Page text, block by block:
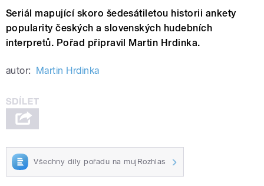
Seriál mapující skoro šedesátiletou historii ankety
popularity českých a slovenských hudebních
interpretů. Pořad připravil Martin Hrdinka.
autor: Martin Hrdinka
Všechny díly pořadu na mujRozhlas